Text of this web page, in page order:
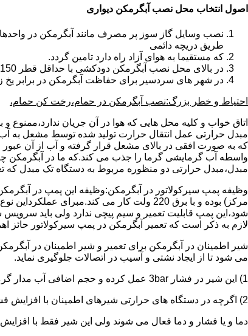
اصول انتخاب محل نصب آبگرمکن دیواری
طریق دریچه دائمی
که مستقیما به هوای آزاد راه دارد تامین گردد.
در بالای محل نصب آبگرمکن دودکشی با حداقل قطر 150 میلیمتر تعبیه شده باشد.
در شهر های سردسیر برای حفاظت آبگرمکن در برابر
احتیاط و خطر بزرگ:نصب آبگرمکن در حمام،رخت کن حمام،
اتاق خواب و کلیه محل هایی که هوا در آن جریان ندارد،ممنوع
مبدل حرارتی عمل انتقال حرارت تولید شده توسط مشعل
که به صورت افقی در بالای مشعل قرار گرفته و آب از آن
واسطه آب گرمایشی گرما را جذب می کند.که ما در آبگرمکن
مبدل،مبدل حرارتی دو منظوره مربوط به دستگاه تک مبدل که
وظیفه پمپ سیرکولاتور در آبگرمکن:وظیفه این پمپ در
مرکز) بوده و با برق 220 ولت کار می
شود،این پمپ قابلیت تعمیر و سیم پیچی ندارد ولی باید
لازم به ذکر است که تعمیر آبگرمکن در پمپ سیرکولاتور حائز
شیر اطمینان در آبگرمکن برای تعمیر و شیر اطمینان در
می شود تا از ایجاد نشتی و آسیب در اتصالات جلوگیری نماید.
1) این شیر در فشار 3bar عمل کرده و حجم اضافی آب مدار گرمایش را تخلیه می کند.
2) اگرچه در دستگاه های حرارتی شیرهای اطمینان با افزایش فشار،
دما و یا فشار و دما فعال می شوند ولی این شیر فقط با